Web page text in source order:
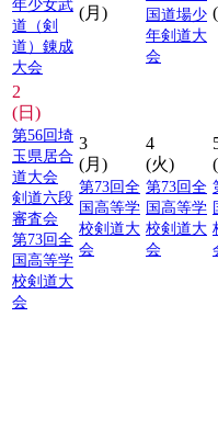
年少女武
道（剣
道）錬成
大会
(月)
国道場少
年剣道大
会
2
(日)
第56回埼
玉県居合
道大会
剣道六段
審査会
第73回全
国高等学
校剣道大
会
3
(月)
第73回全
国高等学
校剣道大
会
4
(火)
第73回全
国高等学
校剣道大
会